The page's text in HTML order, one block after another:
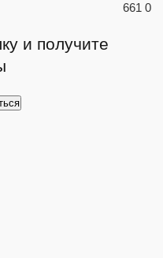
661 0
и получите